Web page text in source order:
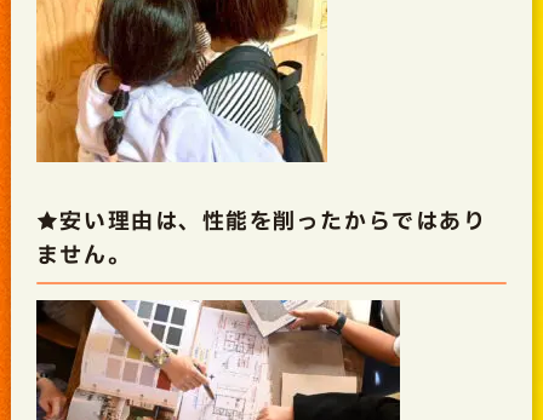
★安い理由は、性能を削ったからではあり
ません。